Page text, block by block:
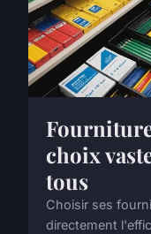
choix
tous
Choisir ses
directement